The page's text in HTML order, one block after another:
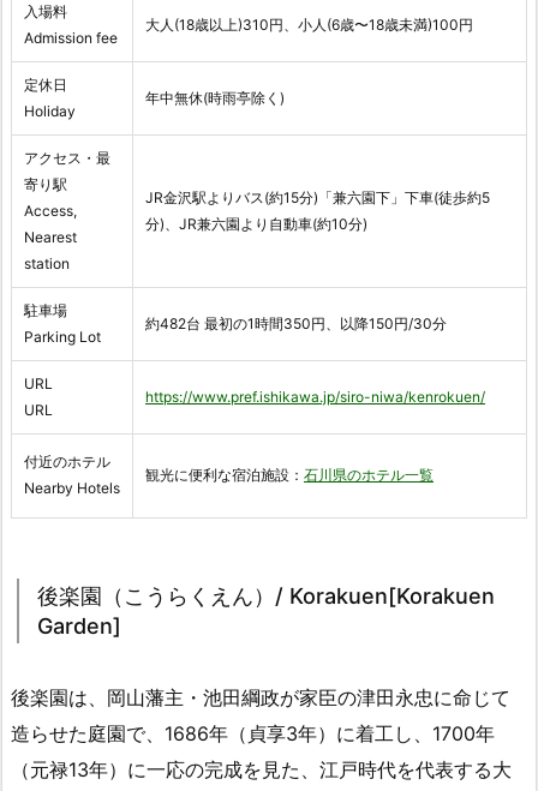
入場料
Admission fee
大人(18歳以上)310円、小人(6歳〜18歳未満)100円
定休日
Holiday
年中無休(時雨亭除く)
アクセス・最
寄り駅
Access,
Nearest
station
JR金沢駅よりバス(約15分)「兼六園下」下車(徒歩約5
分)、JR兼六園より自動車(約10分)
駐車場
Parking Lot
約482台 最初の1時間350円、以降150円/30分
URL
URL
https://www.pref.ishikawa.jp/siro-niwa/kenrokuen/
付近のホテル
Nearby Hotels
観光に便利な宿泊施設： 石川県のホテル一覧
後楽園（こうらくえん）/ Korakuen[Korakuen
Garden]
後楽園は、岡山藩主・池田綱政が家臣の津田永忠に命じて
造らせた庭園で、1686年（貞享3年）に着工し、1700年
（元禄13年）に一応の完成を見た、江戸時代を代表する大